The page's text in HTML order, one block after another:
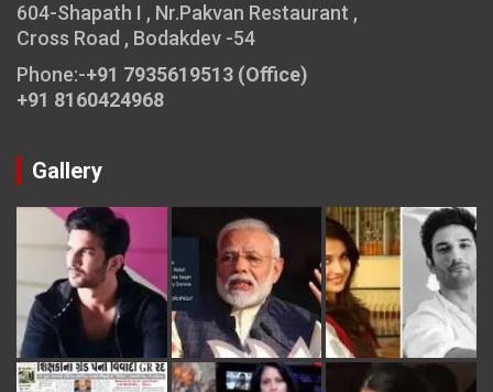
604-Shapath I , Nr.Pakvan Restaurant ,
Cross Road , Bodakdev -54
Phone:-+91 7935619513 (Office)
+91 8160424968
Gallery